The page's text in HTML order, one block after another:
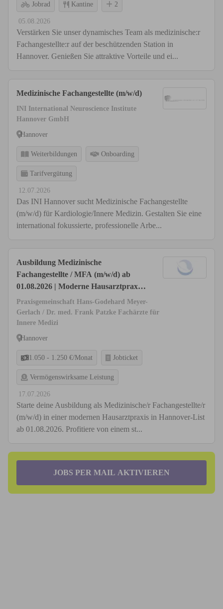
Jobrad Kantine 2
05.08.2026
Verstärken Sie unser dynamisches Team als medizinische:r
Fachangestellte:r auf der beschützenden Station in
Hannover. Genießen Sie attraktive Vorteile und ei...
Medizinische Fachangestellte (m/w/d)
INI International Neuroscience Institute
Hannover GmbH
Hannover
Weiterbildungen Onboarding
Tarifvergütung
12.07.2026
Das INI Hannover sucht Medizinische Fachangestellte
(m/w/d) für Kardiologie/Innere Medizin. Gestalten Sie eine
international fokussierte, professionelle Arbe...
Ausbildung Medizinische
Fachangestellte / MFA (m/w/d) ab
01.08.2026 | Moderne Hausarztpraxis
in Hannover-List
Praxisgemeinschaft Hans-Godehard Meyer-
Gerlach / Dr. med. Frank Patzke Fachärzte für
Innere Medizi
Hannover
1.050 - 1.250 €/Monat Jobticket
Vermögenswirksame Leistung
17.07.2026
Starte deine Ausbildung als Medizinische/r Fachangestellte/r
(m/w/d) in einer modernen Hausarztpraxis in Hannover-List
ab 01.08.2026. Profitiere von einem st...
JOBS PER MAIL AKTIVIEREN